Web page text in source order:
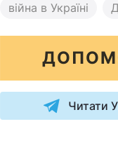
війна в Україні
Читати